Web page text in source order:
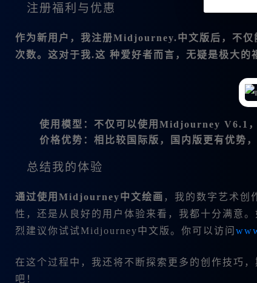
注册福利与优惠
作为新用户，我注册Midjourney.中文版后，不仅
次数。这对于我.这 种爱好者而言，无疑是极大的
使用模型 ：不仅可以使用Midjourney V6.1
价格优势 ：相比较国际版，国内版更有优势
总结我的体验
通过使用 Midjourney中文绘画 ，我的数字艺术创
性，还是从良好的用户体验来看，我都十分满意
烈建议你试试Midjourney中文版。你可以访问
在这个过程中，我还将不断探索更多的创作技巧
吧！